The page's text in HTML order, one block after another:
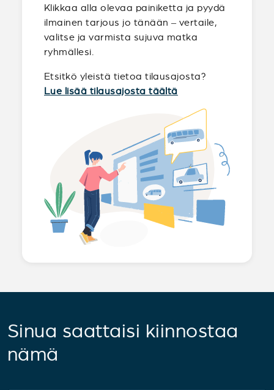
Klikkaa alla olevaa painiketta ja pyydä
ilmainen tarjous jo tänään – vertaile,
valitse ja varmista sujuva matka
ryhmällesi.
Etsitkö yleistä tietoa tilausajosta?
Lue lisää tilausajosta täältä
Sinua saattaisi kiinnostaa
nämä